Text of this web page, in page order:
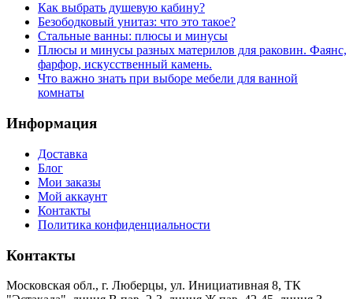
Как выбрать душевую кабину?
Безободковый унитаз: что это такое?
Стальные ванны: плюсы и минусы
Плюсы и минусы разных материлов для раковин. Фаянс,
фарфор, искусственный камень.
Что важно знать при выборе мебели для ванной
комнаты
Информация
Доставка
Блог
Мои заказы
Мой аккаунт
Контакты
Политика конфиденциальности
Контакты
Московская обл., г. Люберцы, ул. Инициативная 8, ТК